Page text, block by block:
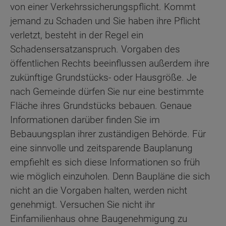
von einer Verkehrssicherungspflicht. Kommt
jemand zu Schaden und Sie haben ihre Pflicht
verletzt, besteht in der Regel ein
Schadensersatzanspruch. Vorgaben des
öffentlichen Rechts beeinflussen außerdem ihre
zukünftige Grundstücks- oder Hausgröße. Je
nach Gemeinde dürfen Sie nur eine bestimmte
Fläche ihres Grundstücks bebauen. Genaue
Informationen darüber finden Sie im
Bebauungsplan ihrer zuständigen Behörde. Für
eine sinnvolle und zeitsparende Bauplanung
empfiehlt es sich diese Informationen so früh
wie möglich einzuholen. Denn Baupläne die sich
nicht an die Vorgaben halten, werden nicht
genehmigt. Versuchen Sie nicht ihr
Einfamilienhaus ohne Baugenehmigung zu